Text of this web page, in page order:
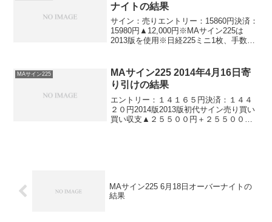
ナイトの結果
サイン：売りエントリー：15860円決済：
15980円▲12,000円※MAサイン225は
2013版を使用※日経225ミニ1枚、手数料
怖さですね。次回は逆に大きな...
MAサイン225
MAサイン225 2014年4月16日寄
り引けの結果
エントリー：１４１６５円決済：１４４
２０円2014版2013版初代サイン売り買い
買い収支▲２５５００円＋２５５００円
MAサイン225 6月18日オーバーナイトの
結果